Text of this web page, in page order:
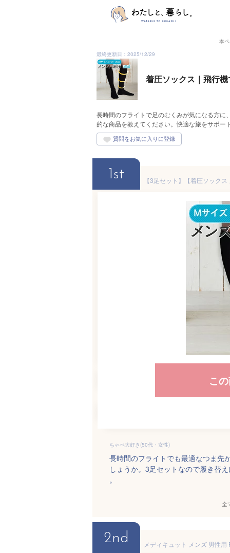
本
最終更新日：2025/12/29
着圧ソックス｜飛行
長時間のフライトで足のむくみが気になる方
的な商品を教えてください。快適な旅をサポ
1st
こ
ちゃぺ大好き(50代・女性)
長時間のフライトでも最適なつま先
しょうか。3足セットなので履き替
。
全
2nd